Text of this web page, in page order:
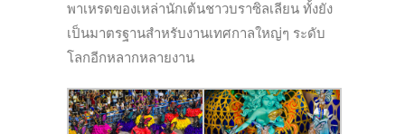
พาเหรดของเหล่านักเต้นชาวบราซิลเลียน ทั้งยัง
เป็นมาตรฐานสำหรับงานเทศกาลใหญ่ๆ ระดับ
โลกอีกหลากหลายงาน